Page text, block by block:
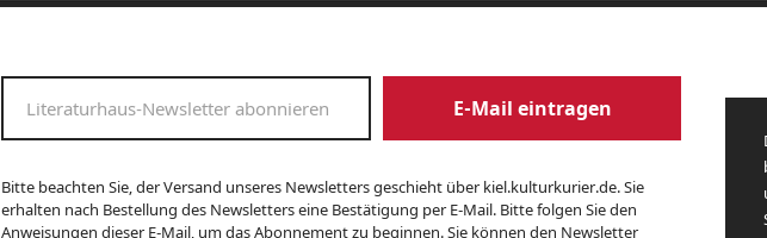
E-Mail eintragen
Bitte beachten Sie, der Versand unseres Newsletters geschieht über kiel.kulturkurier.de. Sie
erhalten nach Bestellung des Newsletters eine Bestätigung per E-Mail. Bitte folgen Sie den
Anweisungen dieser E-Mail, um das Abonnement zu beginnen. Sie können den Newsletter